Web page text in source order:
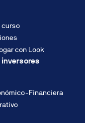
curso
con Look
Financiera